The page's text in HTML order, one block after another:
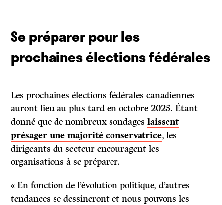
Se préparer pour les
prochaines élections fédérales
Les prochaines élections fédérales canadiennes
auront lieu au plus tard en octobre 2025. Étant
donné que de nombreux sondageslaissent
présager une majorité conservatrice, les
dirigeants du secteur encouragent les
organisations à se préparer.
« En fonction de l’évolution politique, d’autres
tendances se dessineront et nous pouvons les